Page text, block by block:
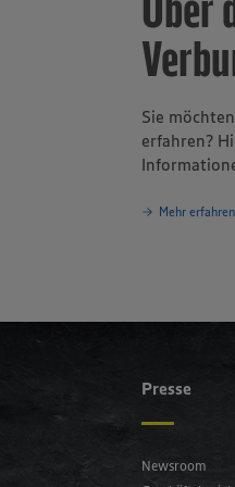
Sie
erfahren?
Mehr erfahren
Presse
Newsroom